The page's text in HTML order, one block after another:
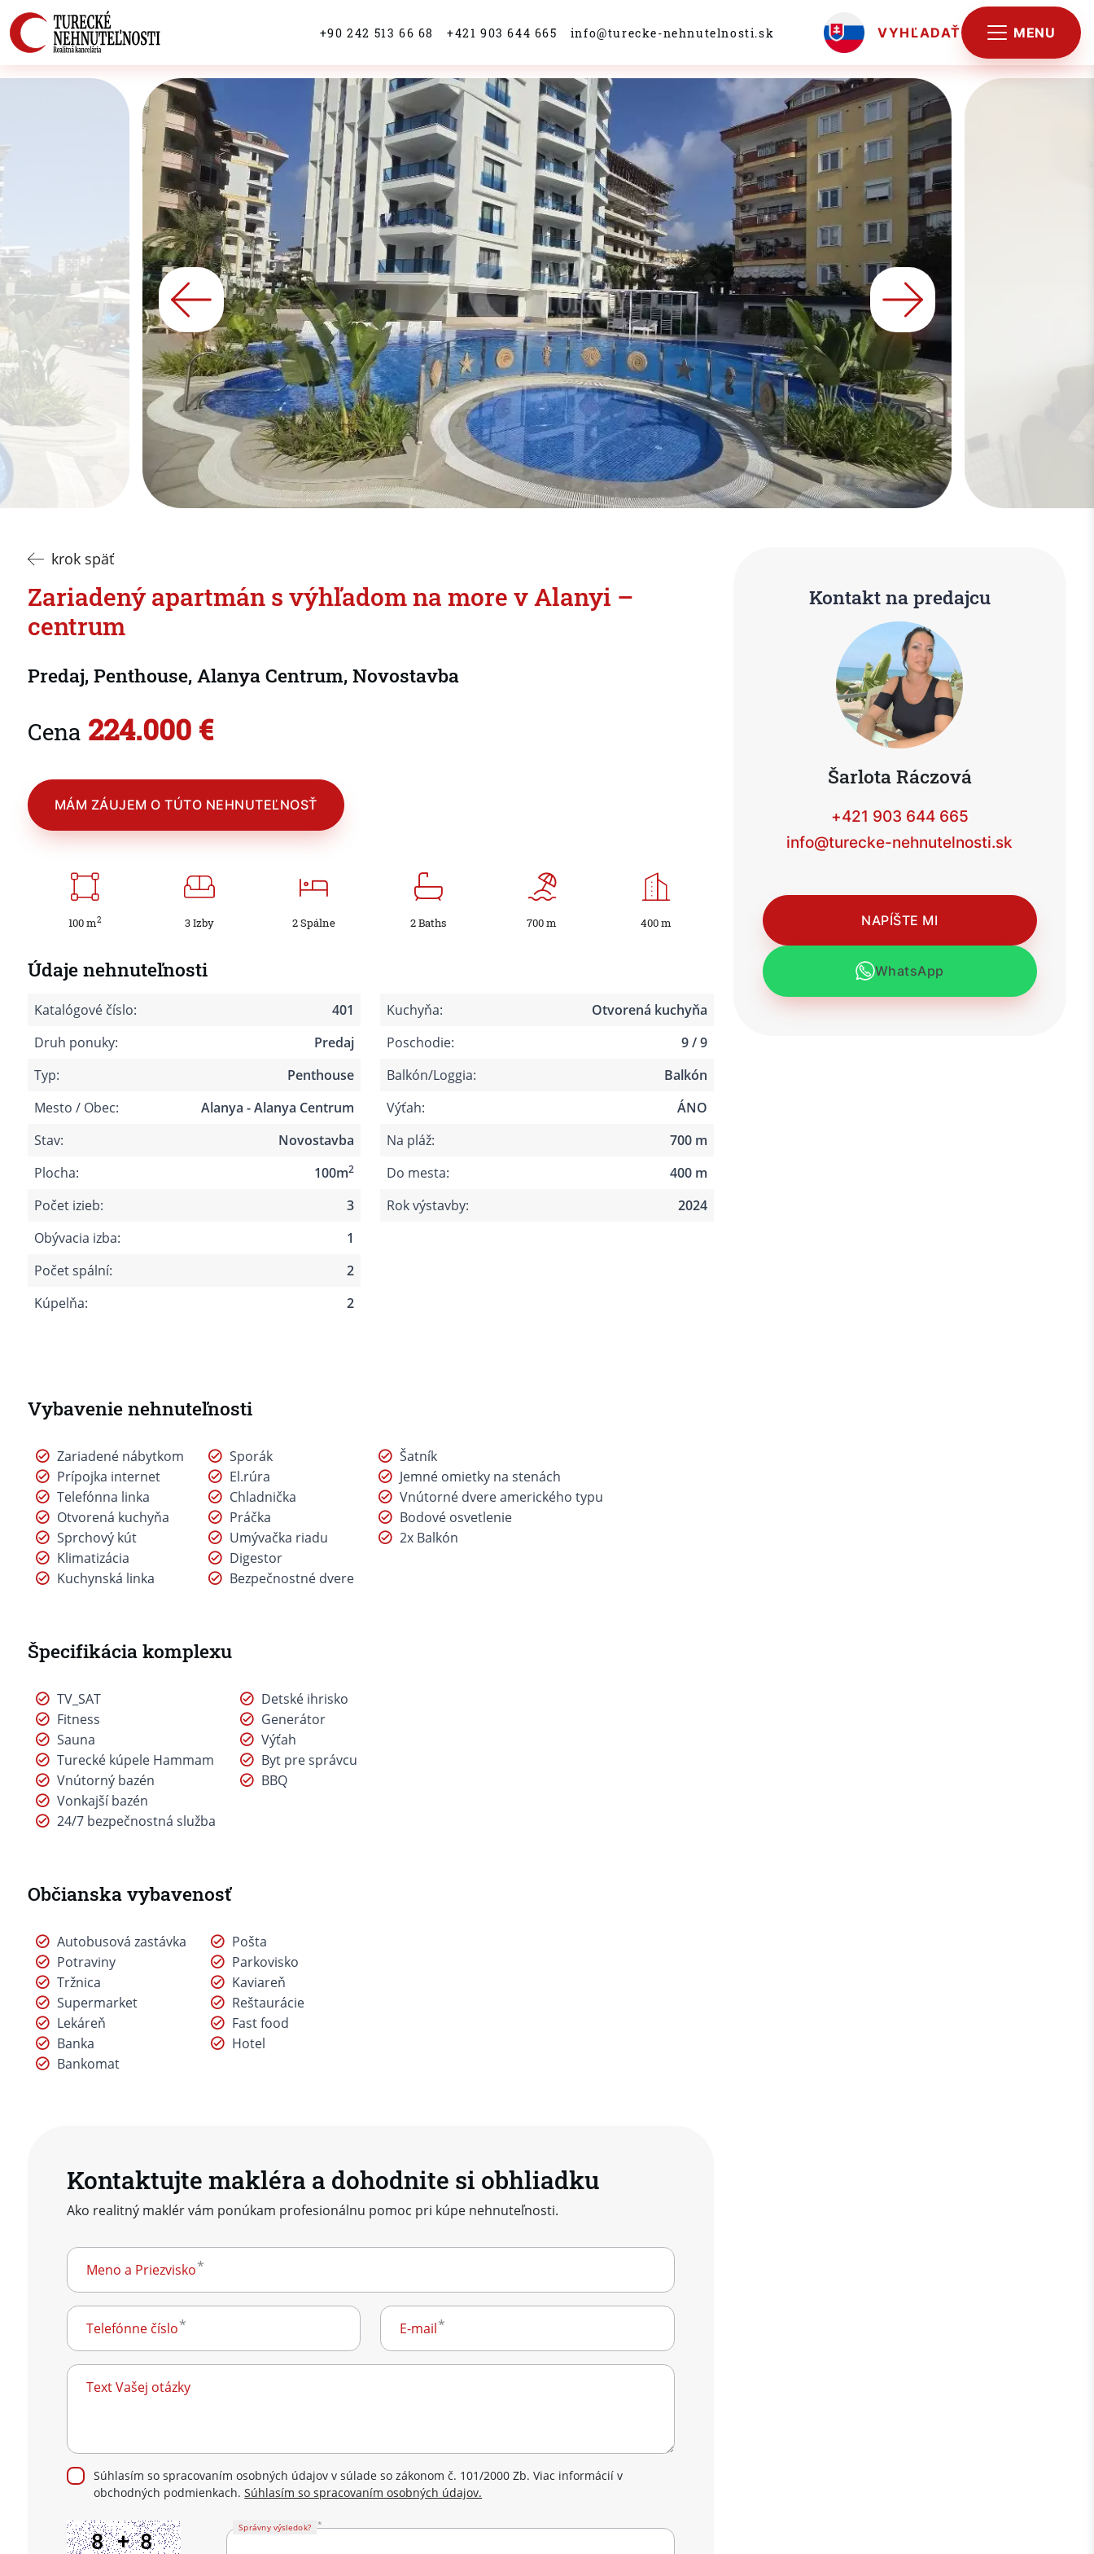
+90 242 513 66 68 +421 903 644 665 info@turecke-nehnutelnosti.sk VYHĽADAŤ MENU
krok späť
Zariadený apartmán s výhľadom na more v Alanyi –
centrum
Predaj, Penthouse, Alanya Centrum, Novostavba
Cena 224.000 €
MÁM ZÁUJEM O TÚTO NEHNUTEĽNOSŤ
100 m2 3 Izby 2 Spálne 2 Baths 700 m 400 m
Údaje nehnuteľnosti
Katalógové číslo:
401
Druh ponuky:
Predaj
Typ:
Penthouse
Mesto / Obec:
Alanya - Alanya Centrum
Stav:
Novostavba
Plocha:
100m2
Počet izieb:
3
Obývacia izba:
1
Počet spální:
2
Kúpelňa:
2
Kuchyňa:
Otvorená kuchyňa
Poschodie:
9 / 9
Balkón/Loggia:
Balkón
Výťah:
ÁNO
Na pláž:
700 m
Do mesta:
400 m
Rok výstavby:
2024
Vybavenie nehnuteľnosti
Zariadené nábytkom
Prípojka internet
Telefónna linka
Otvorená kuchyňa
Sprchový kút
Klimatizácia
Kuchynská linka
Sporák
El.rúra
Chladnička
Práčka
Umývačka riadu
Digestor
Bezpečnostné dvere
Šatník
Jemné omietky na stenách
Vnútorné dvere amerického typu
Bodové osvetlenie
2x Balkón
Špecifikácia komplexu
TV_SAT
Fitness
Sauna
Turecké kúpele Hammam
Vnútorný bazén
Vonkajší bazén
24/7 bezpečnostná služba
Detské ihrisko
Generátor
Výťah
Byt pre správcu
BBQ
Občianska vybavenosť
Autobusová zastávka
Potraviny
Tržnica
Supermarket
Lekáreň
Banka
Bankomat
Pošta
Parkovisko
Kaviareň
Reštaurácie
Fast food
Hotel
Kontaktujte makléra a dohodnite si obhliadku
Ako realitný maklér vám ponúkam profesionálnu pomoc pri kúpe nehnuteľnosti.
Meno a Priezvisko
Telefónne číslo E-mail
Text Vašej otázky
Súhlasím so spracovaním osobných údajov v súlade so zákonom č. 101/2000 Zb. Viac informácií v
obchodných podmienkach.Súhlasím so spracovaním osobných údajov.
Správny výsledok?
Kontakt na predajcu
Šarlota Ráczová
+421 903 644 665
info@turecke-nehnutelnosti.sk
NAPÍŠTE MI
WhatsApp